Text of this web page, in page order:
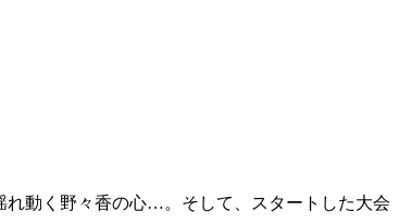
れ動く野々香の心…。そして、スタートした大会